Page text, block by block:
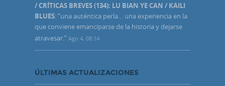
/ CRÍTICAS BREVES (134): LU BIAN YE CAN / KAILI
BLUES: “una auténtica perla… una experiencia en la
que conviene emanciparse de la historia y dejarse
atravesar.” Ago 4, 08:14
ÚLTIMAS ACTUALIZACIONES